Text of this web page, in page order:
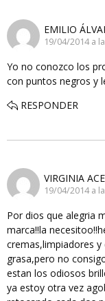
EMILIO
19/04/2014 a
Yo no conozco los
con puntos negros y
RESPONDER
VIRGINIA
19/04/2014 a
Por dios que alegria
marca!!la
cremas,limpiadores
grasa,pero no
estan los odiosos
ya estoy otra vez